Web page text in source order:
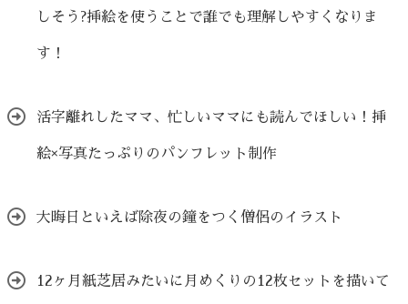
しそう?挿絵を使うことで誰でも理解しやすくなりま
す！
活字離れしたママ、忙しいママにも読んでほしい！挿
絵×写真たっぷりのパンフレット制作
大晦日といえば除夜の鐘をつく僧侶のイラスト
12ヶ月紙芝居みたいに月めくりの12枚セットを描いて